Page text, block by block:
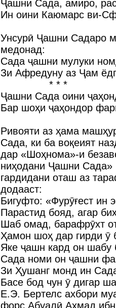
Ҷашни Сада, амиро,
Ин оини Каюмарс ви-
Унсурӣ Ҷашни Садаро
медонад:
Сада ҷашни мулуки
Зи Афредуну аз Ҷам
* * *
Ҷашни Сада оини
Бар шоҳи ҷаҳондор
Ривояти аз ҳама
Сада, ки ба воқеият
дар «Шоҳнома»-и
ниҳодани Ҷашни Сада»
гардидани оташ аз
додааст:
Бигуфто: «Фурӯғест ин
Парастид бояд, агар
Шаб омад, барафрӯхт
Ҳамон шоҳ дар гирди ӯ
Яке ҷашн кард он шабу
Сада номи он ҷашни
Зи Ҳушанг монд ин
Басе бод чун ӯ дигар
Е.Э. Бертелс ахбори
форс Абуалӣ Аҳмад